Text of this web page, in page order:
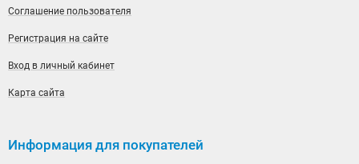
Соглашение пользователя
Регистрация на сайте
Вход в личный кабинет
Карта сайта
Информация для покупателей